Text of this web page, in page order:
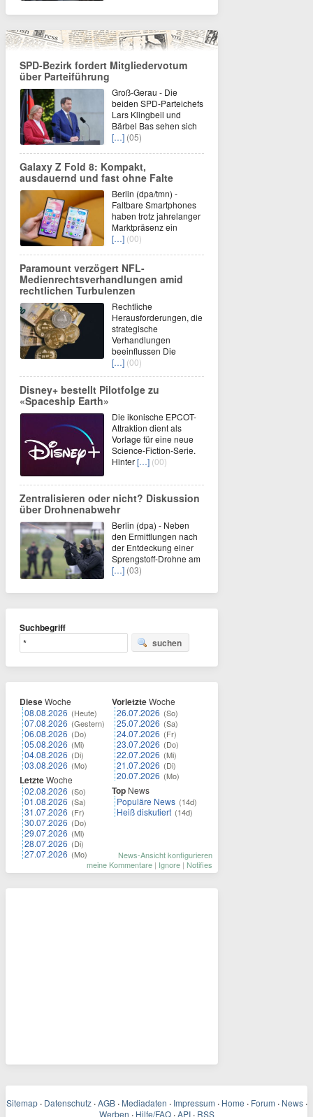
SPD-Bezirk fordert Mitgliedervotum
über Parteiführung
Groß-Gerau - Die
beiden SPD-Parteichefs
Lars Klingbeil und
Bärbel Bas sehen sich
[…] (05)
Galaxy Z Fold 8: Kompakt,
ausdauernd und fast ohne Falte
Berlin (dpa/tmn) -
Faltbare Smartphones
haben trotz jahrelanger
Marktpräsenz ein
[…] (00)
Paramount verzögert NFL-
Medienrechtsverhandlungen amid
rechtlichen Turbulenzen
Rechtliche
Herausforderungen, die
strategische
Verhandlungen
beeinflussen Die
[…] (00)
Disney+ bestellt Pilotfolge zu
«Spaceship Earth»
Die ikonische EPCOT-
Attraktion dient als
Vorlage für eine neue
Science-Fiction-Serie.
Hinter[…] (00)
Zentralisieren oder nicht? Diskussion
über Drohnenabwehr
Berlin (dpa) - Neben
den Ermittlungen nach
der Entdeckung einer
Sprengstoff-Drohne am
[…] (03)
Suchbegriff
suchen
DieseWoche
08.08.2026 (Heute)
07.08.2026 (Gestern)
06.08.2026 (Do)
05.08.2026 (Mi)
04.08.2026 (Di)
03.08.2026 (Mo)
LetzteWoche
02.08.2026 (So)
01.08.2026 (Sa)
31.07.2026 (Fr)
30.07.2026 (Do)
29.07.2026 (Mi)
28.07.2026 (Di)
27.07.2026 (Mo)
VorletzteWoche
26.07.2026 (So)
25.07.2026 (Sa)
24.07.2026 (Fr)
23.07.2026 (Do)
22.07.2026 (Mi)
21.07.2026 (Di)
20.07.2026 (Mo)
Top News
Populäre News (14d)
Heiß diskutiert (14d)
News-Ansicht konfigurieren
meine Kommentare | Ignore | Notifies
Sitemap · Datenschutz · AGB · Mediadaten · Impressum · Home · Forum · News ·
Werben · Hilfe/FAQ · API · RSS